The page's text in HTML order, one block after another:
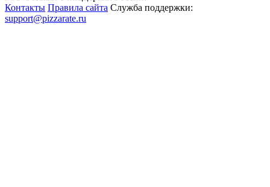
Контакты Правила сайта Служба поддержки:
support@pizzarate.ru